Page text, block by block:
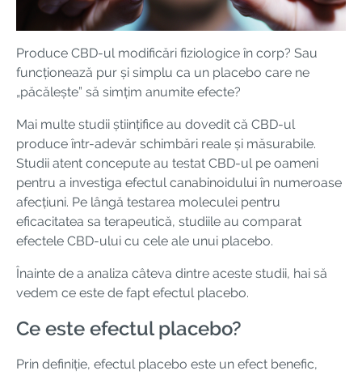
Produce CBD-ul modificări fiziologice în corp? Sau
funcționează pur și simplu ca un placebo care ne
„păcălește” să simțim anumite efecte?
Mai multe studii științifice au dovedit că CBD-ul
produce într-adevăr schimbări reale și măsurabile.
Studii atent concepute au testat CBD-ul pe oameni
pentru a investiga efectul canabinoidului în numeroase
afecțiuni. Pe lângă testarea moleculei pentru
eficacitatea sa terapeutică, studiile au comparat
efectele CBD-ului cu cele ale unui placebo.
Înainte de a analiza câteva dintre aceste studii, hai să
vedem ce este de fapt efectul placebo.
Ce este efectul placebo?
Prin definiție, efectul placebo este un efect benefic,